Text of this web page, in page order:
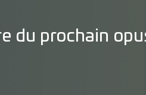
du prochain